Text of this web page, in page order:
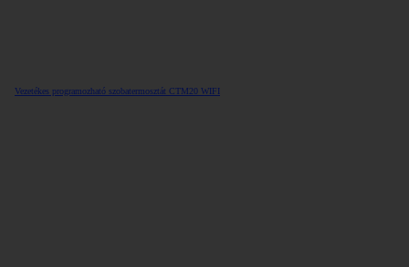
Vezetékes programozható szobatermosztát CTM20 WIFI